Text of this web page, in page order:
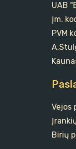
UAB
Įm.
PVM
Vejos
Birių